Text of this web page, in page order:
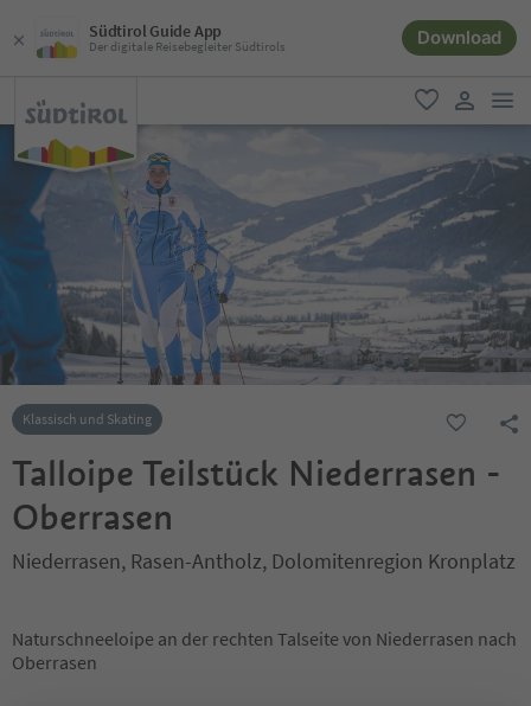
Südtirol Guide App
Der digitale Reisebegleiter Südtirols Download
favorit
user link
Klassisch und Skating
Talloipe Teilstück Niederrasen -
Oberrasen
Niederrasen, Rasen-Antholz, Dolomitenregion Kronplatz
Naturschneeloipe an der rechten Talseite von Niederrasen nach
Oberrasen